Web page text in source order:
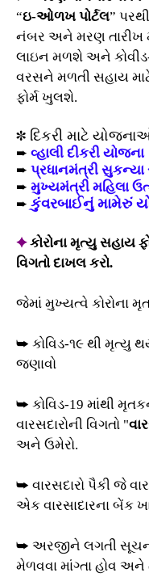
“ઇ-ઓળખ પોર્ટલ”
નંબર અને મરણ તારીખ
લાઇન મળશે અને કોવીડ-
વરસને મળતી સહાય
ફોર્મ ખુલશે.
✽ દિકરી માટે
➨ વ્હાલી દીકરી યોજના
➨ પ્રધાનમંત્રી
➨ મુખ્યમંત્રી મહિલા
➨ કુંવરબાઈનું મામેરું
✦કોરોના મૃત્યુ સહાય
વિગતો દાખલ કરો.
જેમાં મુખ્યત્વે કોરોના
➥ કોવિડ-૧૯ થી મૃત્યુ
જણાવો
➥ કોવિડ-19 માંથી
વારસદારોની વિગતો "
અને ઉમેરો.
➥ વારસદારો પૈકી જે
એક વારસાદારના બેંક
➥ અરજીને લગતી
મેળવવા માંગ્તા હોવ